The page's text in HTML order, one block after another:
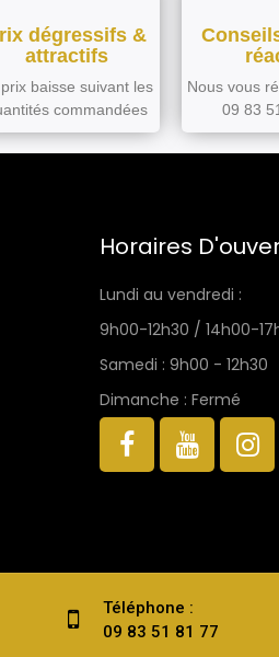
dégressifs &
attractifs
baisse suivant les
commandées
Nous vous
09 83
Horaires
Lundi au vendredi :
9h00-12h30 / 14h00-
Samedi : 9h00 - 12h30
Dimanche : Fermé
Téléphone :
09 83 51 81 77